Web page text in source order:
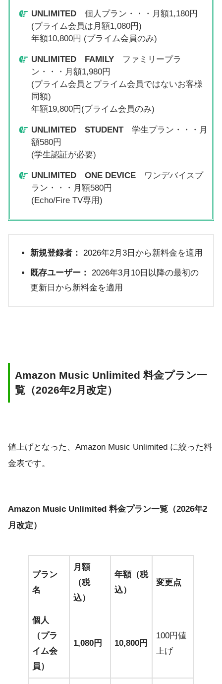
UNLIMITED個人プラン・・・月額1,180円
(プライム会員は月額1,080円)
年額10,800円 (プライム会員のみ)
UNLIMITED FAMILYファミリープラ
ン・・・月額1,980円
(プライム会員とプライム会員ではないお客様
同額)
年額19,800円(プライム会員のみ)
UNLIMITED STUDENT学生プラン・・・月
額580円
(学生認証が必要)
UNLIMITED ONE DEVICEワンデバイスプ
ラン・・・月額580円
(Echo/Fire TV専用)
新規登録者： 2026年2月3日から新料金を適用
既存ユーザー： 2026年3月10日以降の最初の
更新日から新料金を適用
Amazon Music Unlimited 料金プラン一
覧（2026年2月改定）
値上げとなった、Amazon Music Unlimited に絞った料
金表です。
Amazon Music Unlimited 料金プラン一覧（2026年2
月改定）
プラン
名
月額
（税
込）
年額（税
込）
変更点
個人
（プラ
イム会
員）
1,080円 10,800円
100円値
上げ